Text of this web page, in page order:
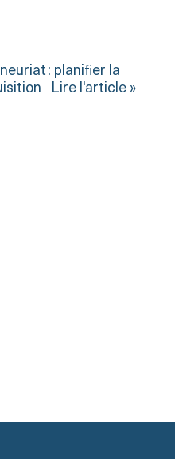
: planifier la
Lire l'article »